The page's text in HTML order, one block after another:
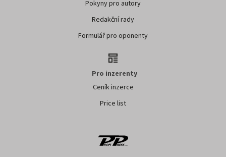
Pokyny pro autory
Redakční rady
Formulář pro oponenty
Pro inzerenty
Ceník inzerce
Price list